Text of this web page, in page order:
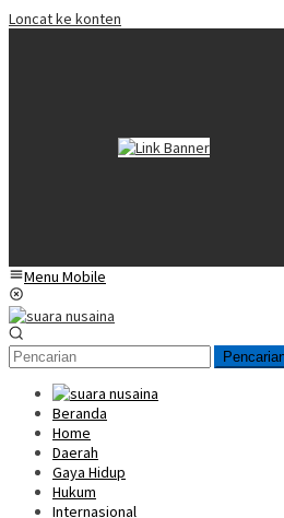
Loncat ke konten
Menu Mobile
Beranda
Home
Daerah
Gaya Hidup
Hukum
Internasional